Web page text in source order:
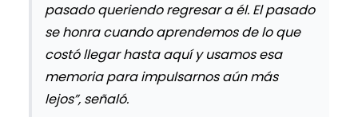
pasado queriendo regresar a él. El pasado
se honra cuando aprendemos de lo que
costó llegar hasta aquí y usamos esa
memoria para impulsarnos aún más
lejos”, señaló.